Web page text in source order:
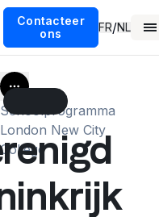
Contacteer
ons
FR/NL
Schoolprogramma
London New City
College